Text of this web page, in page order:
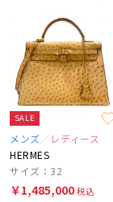
SALE
メンズ
レディース
HERMES
サイズ：32
￥1,485,000税込